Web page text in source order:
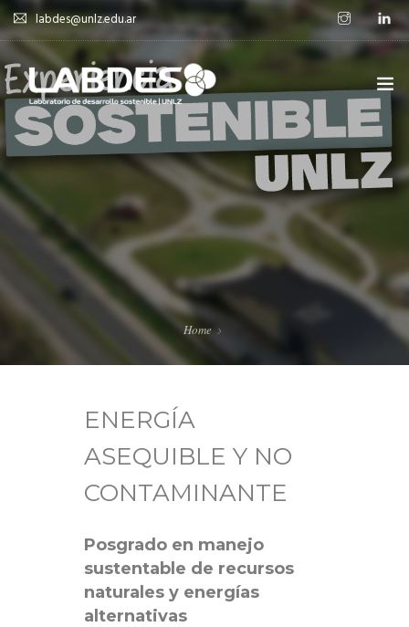
labdes@unlz.edu.ar
SOBRE LABDES
EXPERIENCIA SOSTENIBLE
NOVEDADES
Home
ENERGÍA
ASEQUIBLE Y NO
CONTAMINANTE
Posgrado en manejo
sustentable de recursos
naturales y energías
alternativas